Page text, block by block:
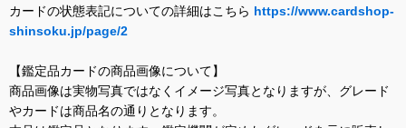
カードの状態表記についての詳細はこちら https://www.cardshop-
shinsoku.jp/page/2
【鑑定品カードの商品画像について】
商品画像は実物写真ではなくイメージ写真となりますが、グレード
やカードは商品名の通りとなります。